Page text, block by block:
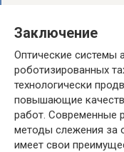
Заключение
Оптические системы
роботизированных
технологически
повышающие
работ. Современные
методы слежения за
имеет свои